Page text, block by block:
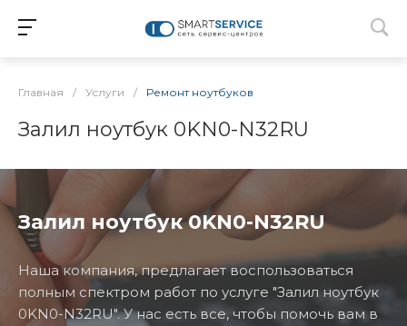
Главная / Услуги / Ремонт ноутбуков
Залил ноутбук 0KN0-N32RU
Залил ноутбук 0KN0-N32RU
Наша компания, предлагает воспользоваться
полным спектром работ по услуге "Залил ноутбук
0KN0-N32RU". У нас есть все, чтобы помочь вам в